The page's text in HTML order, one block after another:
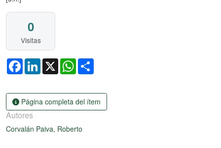
0
Visitas
FacebookLinkedIn
X WhatsApp
Página completa del ítem
Autores
Corvalán Paiva, Roberto